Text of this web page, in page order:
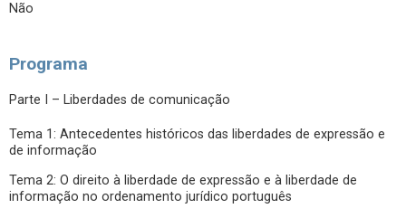
Não
Programa
Parte I – Liberdades de comunicação
Tema 1: Antecedentes históricos das liberdades de expressão e
de informação
Tema 2: O direito à liberdade de expressão e à liberdade de
informação no ordenamento jurídico português